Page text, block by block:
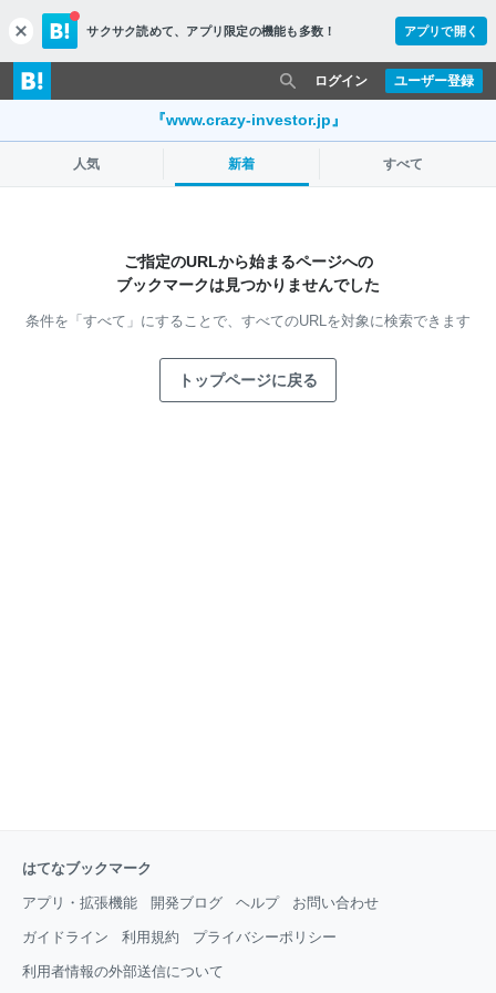
c
l
o
s
サクサク読めて、 アプリ限定の機能も多数！ アプリで開く
ユーザー登録
ログイン
『www.crazy-investor.jp』
人気 新着 すべて
ご指定のURLから始まるページへの
ブックマークは見つかりませんでした
条件を「すべて」にすることで、 すべてのURLを対象に検索できます
トップページに戻る
はてなブックマーク
アプリ・拡張機能 開発ブログ ヘルプ お問い合わせ
ガイドライン 利用規約 プライバシーポリシー
利用者情報の外部送信について